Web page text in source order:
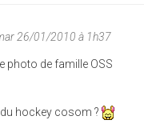
26/01/2010 à 1h37
photo de famille OSS
hockey cosom ?